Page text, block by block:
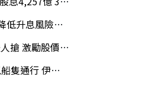
風險 歐股收紅
勵股價強勢攀升
聲攻擊「敵意目標」